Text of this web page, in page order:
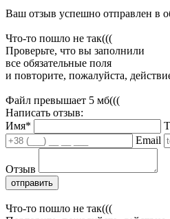
Ваш отзыв успешно отправлен в
Что-то пошло не так(((
Проверьте, что вы заполнили
все обязательные поля
и повторите, пожалуйста,
Файл превышает 5 мб(((
Написать отзыв:
Имя*
Email
Отзыв
отправить
Что-то пошло не так(((